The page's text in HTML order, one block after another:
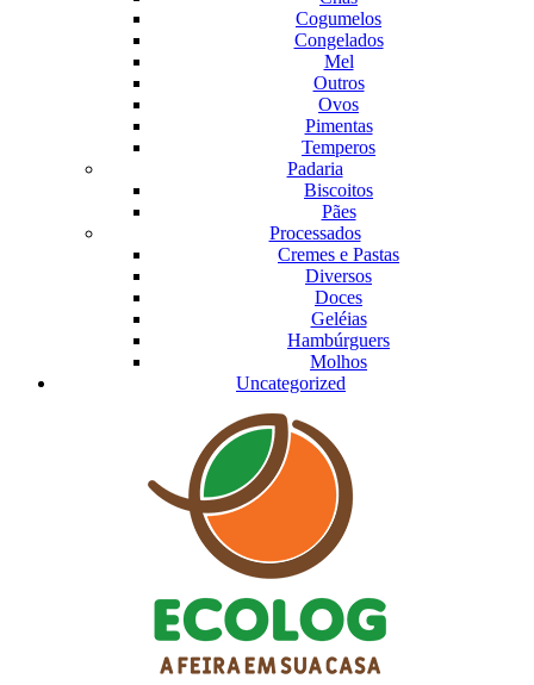
Cogumelos
Congelados
Mel
Outros
Ovos
Pimentas
Temperos
Padaria
Biscoitos
Pães
Processados
Cremes e Pastas
Diversos
Doces
Geléias
Hambúrguers
Molhos
Uncategorized